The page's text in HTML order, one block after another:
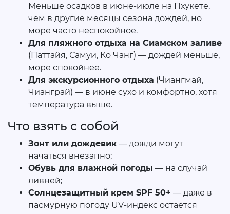
Меньше осадков в июне-июле на Пхукете,
чем в другие месяцы сезона дождей, но
море часто неспокойное.
Для пляжного отдыха на Сиамском заливе
(Паттайя, Самуи, Ко Чанг) — дождей меньше,
море спокойнее.
Для экскурсионного отдыха (Чиангмай,
Чианграй) — в июне сухо и комфортно, хотя
температура выше.
Что взять с собой
Зонт или дождевик — дожди могут
начаться внезапно;
Обувь для влажной погоды — на случай
ливней;
Солнцезащитный крем SPF 50+ — даже в
пасмурную погоду UV-индекс остаётся